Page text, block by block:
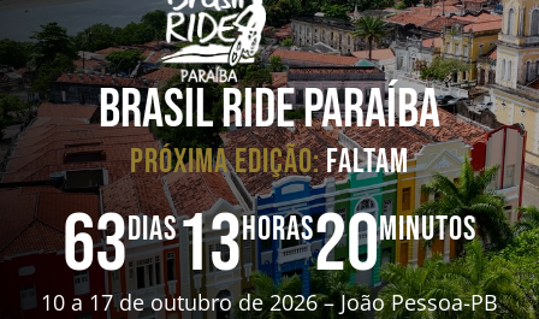
BRASIL RIDE PARAÍBA
PRÓXIMA EDIÇÃO:FALTAM
63DIAS13HORAS20MINUTOS
10 a 17 de outubro de 2026 – João Pessoa-PB